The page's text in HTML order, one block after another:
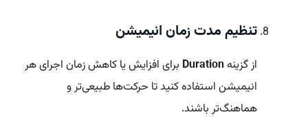
تنظیم مدت زمان انیمیشن
از گزینهDuration برای افزایش یا کاهش زمان اجرای هر
انیمیشن استفاده کنید تا حرکت‌ها طبیعی‌تر و
هماهنگ‌تر باشند.